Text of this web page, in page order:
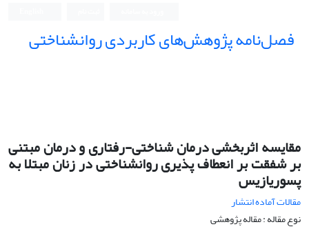
فصل‌نامه پژوهش‌های کاربردی روانشناختی
مقایسه اثربخشی درمان شناختی-رفتاری و درمان مبتنی
بر شفقت بر انعطاف پذیری روانشناختی در زنان مبتلا به
پسوریازیس
مقالات آماده انتشار
نوع مقاله : مقاله پژوهشی